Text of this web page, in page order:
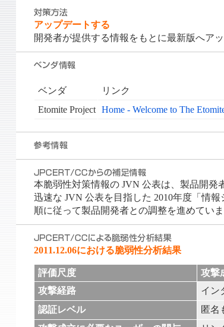
アップデートする
開発者が提供する情報をもとに最新版へア
ベンダ
リンク
Etomite Project Home - Welcome to The
本脆弱性対策情報の JVN 公表は、製品開発
迅速な JVN 公表を目指した 2010年度「情
順に従って製品開発者との調整を進めていま
2011.12.06における脆弱性分析結果
評価尺度 攻撃
攻撃経路
イン
認証レベル
匿名